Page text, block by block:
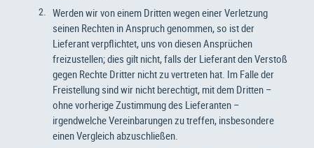
Werden wir von einem Dritten wegen einer Verletzung
seinen Rechten in Anspruch genommen, so ist der
Lieferant verpflichtet, uns von diesen Ansprüchen
freizustellen; dies gilt nicht, falls der Lieferant den Verstoß
gegen Rechte Dritter nicht zu vertreten hat. Im Falle der
Freistellung sind wir nicht berechtigt, mit dem Dritten –
ohne vorherige Zustimmung des Lieferanten –
irgendwelche Vereinbarungen zu treffen, insbesondere
einen Vergleich abzuschließen.